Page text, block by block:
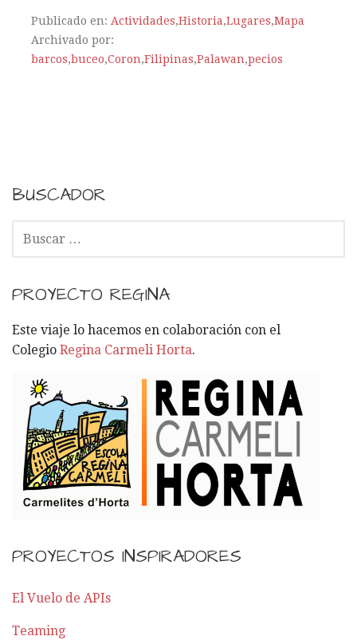
Publicado en: Actividades,Historia,Lugares,Mapa
Archivado por:
barcos,buceo,Coron,Filipinas,Palawan,pecios
BUSCADOR
C
R
:
PROYECTO REGINA
Este viaje lo hacemos en colaboración con el
Colegio Regina Carmeli Horta.
PROYECTOS INSPIRADORES
El Vuelo de APIs
Teaming